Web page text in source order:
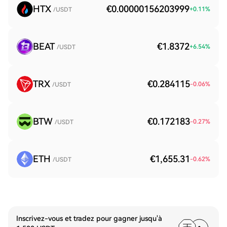
HTX /USDT €0.00000156203999+0.11%
BEAT /USDT €1.8372+6.54%
TRX /USDT €0.284115-0.06%
BTW /USDT €0.172183-0.27%
ETH /USDT €1,655.31 -0.62%
Inscrivez-vous et tradez pour gagner jusqu'à